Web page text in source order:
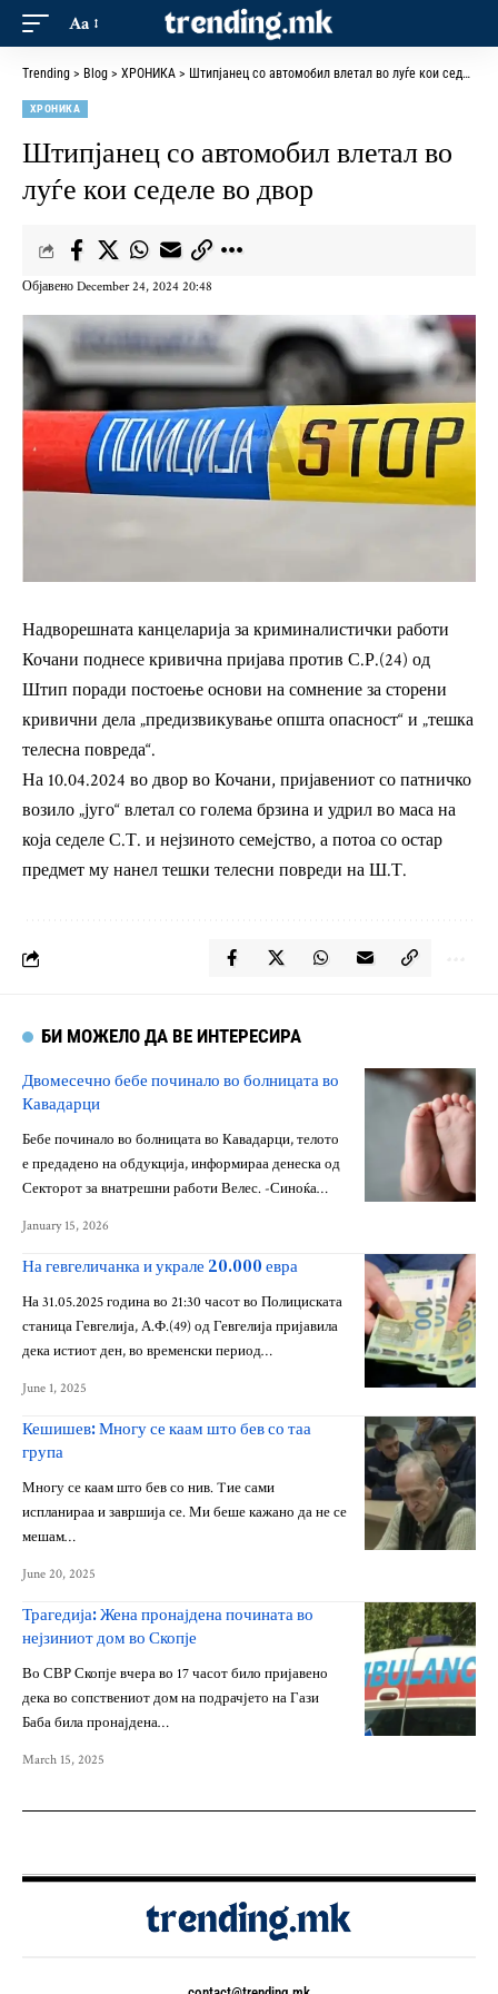
Aa
Trending > Blog > ХРОНИКА > Штипјанец со автомобил влетал во луѓе кои седеле во двор
ХРОНИКА
Штипјанец со автомобил влетал во
луѓе кои седеле во двор
Објавено December 24, 2024 20:48
Надворешната канцеларија за криминалистички работи
Кочани поднесе кривична пријава против С.Р.(24) од
Штип поради постоење основи на сомнение за сторени
кривични дела „предизвикување општа опасност“ и „тешка
телесна повреда“.
На 10.04.2024 во двор во Кочани, пријавениот со патничко
возило „југо“ влетал со голема брзина и удрил во маса на
која седеле С.Т. и нејзиното семeјство, а потоа со остар
предмет му нанел тешки телесни повреди на Ш.Т.
БИ МОЖЕЛО ДА ВЕ ИНТЕРЕСИРА
Двомесечно бебе починало во болницата во
Кавадарци
Бебе починало во болницата во Кавадарци, телото
е предадено на обдукција, информираа денеска од
Секторот за внатрешни работи Велес. -Синоќа…
January 15, 2026
На гевгеличанка и украле 20.000 евра
На 31.05.2025 година во 21:30 часот во Полициската
станица Гевгелија, А.Ф.(49) од Гевгелија пријавила
дека истиот ден, во временски период…
June 1, 2025
Кешишев: Многу се каам што бев со таа
група
Многу се каам што бев со нив. Tие сами
испланираа и завршија се. Ми беше кажано да не се
мешам…
June 20, 2025
Трагедија: Жена пронајдена почината во
нејзиниот дом во Скопје
Во СВР Скопје вчера во 17 часот било пријавено
дека во сопствениот дом на подрачјето на Гази
Баба била пронајдена…
March 15, 2025